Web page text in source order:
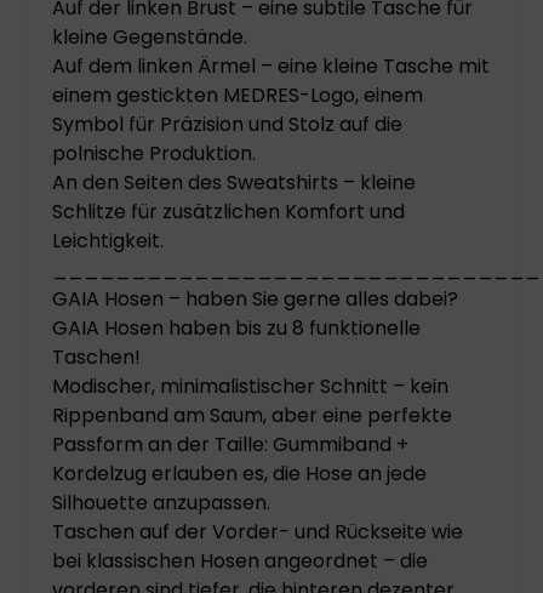
Auf der linken Brust – eine subtile Tasche für
kleine Gegenstände.
Auf dem linken Ärmel – eine kleine Tasche mit
einem gestickten MEDRES-Logo, einem
Symbol für Präzision und Stolz auf die
polnische Produktion.
An den Seiten des Sweatshirts – kleine
Schlitze für zusätzlichen Komfort und
Leichtigkeit.
GAIA Hosen – haben Sie gerne alles dabei?
GAIA Hosen haben bis zu 8 funktionelle
Taschen!
Modischer, minimalistischer Schnitt – kein
Rippenband am Saum, aber eine perfekte
Passform an der Taille: Gummiband +
Kordelzug erlauben es, die Hose an jede
Silhouette anzupassen.
Taschen auf der Vorder- und Rückseite wie
bei klassischen Hosen angeordnet – die